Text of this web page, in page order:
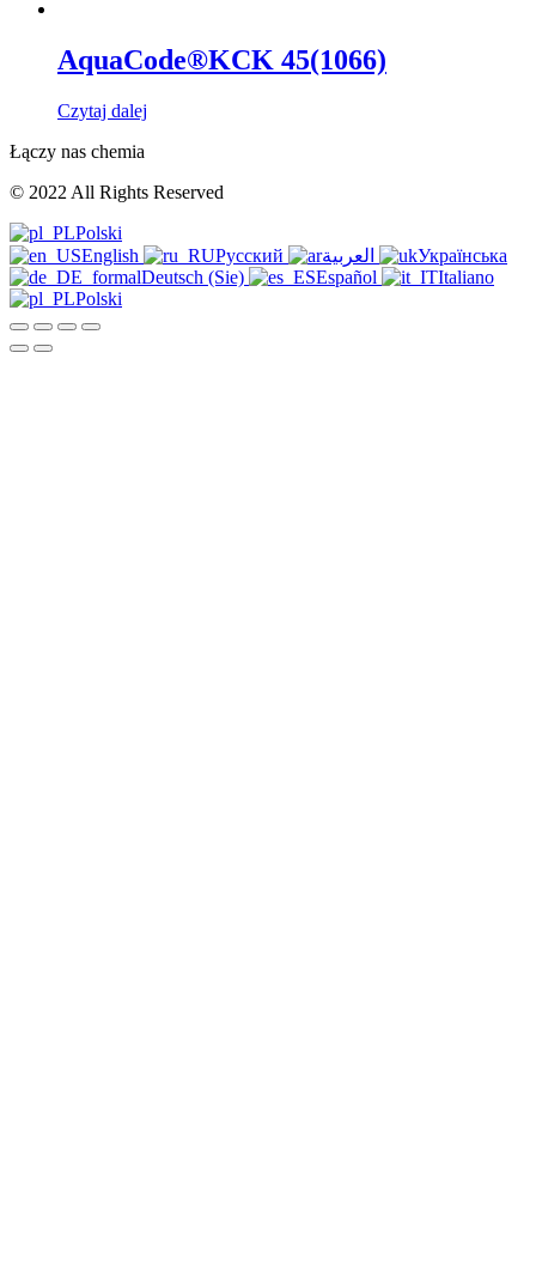
AquaCode®KCK 45(1066)
Czytaj dalej
Łączy nas chemia
© 2022 All Rights Reserved
Polski
English
Русский
Українська
Deutsch (Sie)
Español
Italiano
Polski